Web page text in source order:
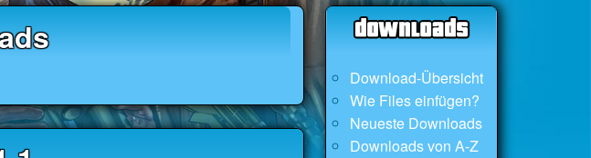
Download-Übersicht
Wie Files einfügen?
Neueste Downloads
Downloads von A-Z